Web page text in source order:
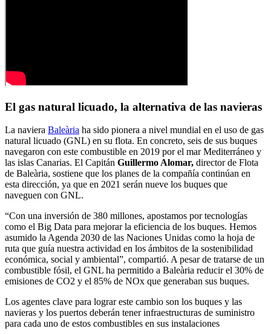
El gas natural licuado, la alternativa de las navieras
La naviera Baleària ha sido pionera a nivel mundial en el uso de gas
natural licuado (GNL) en su flota. En concreto, seis de sus buques
navegaron con este combustible en 2019 por el mar Mediterráneo y
las islas Canarias. El Capitán Guillermo Alomar, director de Flota
de Baleària, sostiene que los planes de la compañía continúan en
esta dirección, ya que en 2021 serán nueve los buques que
naveguen con GNL.
“Con una inversión de 380 millones, apostamos por tecnologías
como el Big Data para mejorar la eficiencia de los buques. Hemos
asumido la Agenda 2030 de las Naciones Unidas como la hoja de
ruta que guía nuestra actividad en los ámbitos de la sostenibilidad
económica, social y ambiental”, compartió. A pesar de tratarse de un
combustible fósil, el GNL ha permitido a Baleària reducir el 30% de
emisiones de CO2 y el 85% de NOx que generaban sus buques.
Los agentes clave para lograr este cambio son los buques y las
navieras y los puertos deberán tener infraestructuras de suministro
para cada uno de estos combustibles en sus instalaciones